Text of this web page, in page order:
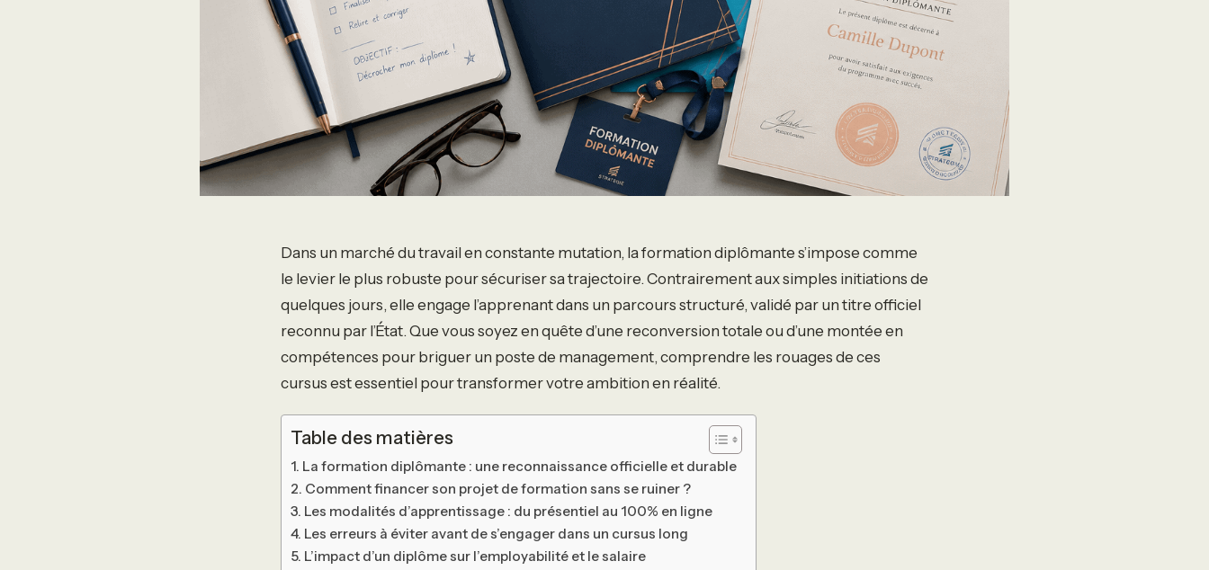
Dans un marché du travail en constante mutation, la formation diplômante s’impose comme
le levier le plus robuste pour sécuriser sa trajectoire. Contrairement aux simples initiations de
quelques jours, elle engage l’apprenant dans un parcours structuré, validé par un titre officiel
reconnu par l’État. Que vous soyez en quête d’une reconversion totale ou d’une montée en
compétences pour briguer un poste de management, comprendre les rouages de ces
cursus est essentiel pour transformer votre ambition en réalité.
Table des matières
La formation diplômante : une reconnaissance officielle et durable
Comment financer son projet de formation sans se ruiner ?
Les modalités d’apprentissage : du présentiel au 100% en ligne
Les erreurs à éviter avant de s’engager dans un cursus long
L’impact d’un diplôme sur l’employabilité et le salaire